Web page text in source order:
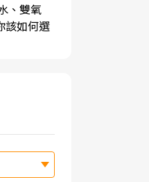
、雙氧
該如何選